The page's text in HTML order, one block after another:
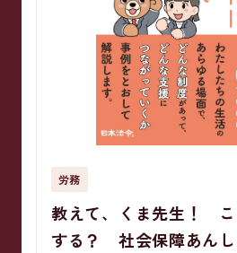
労務
教えて、くま先生！ こ
する？ 社会保障あん